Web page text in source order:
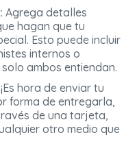
Agrega detalles
hagan que tu
Esto puede incluir
internos o
ambos entiendan.
¡Es hora de enviar tu
forma de entregarla,
de una tarjeta,
otro medio que